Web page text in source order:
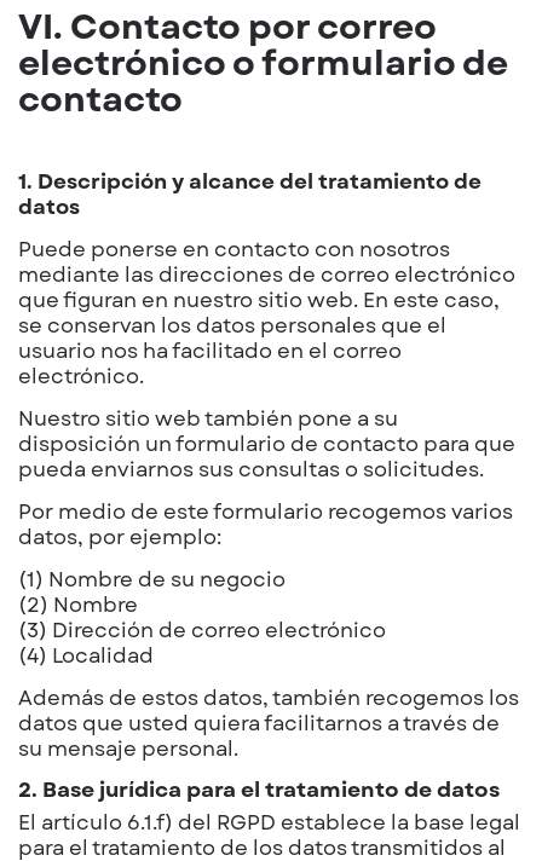
VI. Contacto por correo
electrónico o formulario de
contacto
1. Descripción y alcance del tratamiento de
datos
Puede ponerse en contacto con nosotros
mediante las direcciones de correo electrónico
que figuran en nuestro sitio web. En este caso,
se conservan los datos personales que el
usuario nos ha facilitado en el correo
electrónico.
Nuestro sitio web también pone a su
disposición un formulario de contacto para que
pueda enviarnos sus consultas o solicitudes.
Por medio de este formulario recogemos varios
datos, por ejemplo:
(1) Nombre de su negocio
(2) Nombre
(3) Dirección de correo electrónico
(4) Localidad
Además de estos datos, también recogemos los
datos que usted quiera facilitarnos a través de
su mensaje personal.
2. Base jurídica para el tratamiento de datos
El artículo 6.1.f) del RGPD establece la base legal
para el tratamiento de los datos transmitidos al